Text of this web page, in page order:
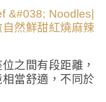
之間有段距離，
當舒適，不同於